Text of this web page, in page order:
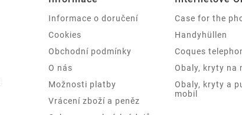
Informace o doručení
Cookies
Obchodní podmínky
O nás
Možnosti platby
Vrácení zboží a peněz
Case for the
Handyhüllen
Coques
Obaly, kryty na
Obaly, kryty a
mobil